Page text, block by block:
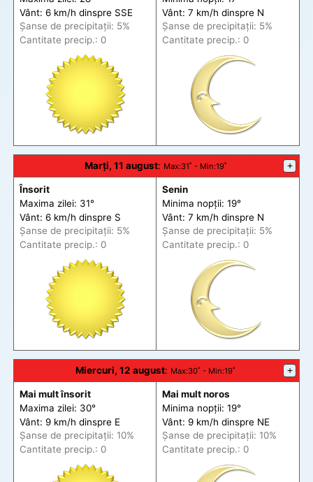
Vânt: 6 km/h dinspre SSE
Șanse de precipitații: 5%
Cantitate precip.: 0
Vânt: 7 km/h dinspre N
Șanse de precipitații: 5%
Cantitate precip.: 0
Marți, 11 august: Max:31˚ - Min:19˚ +
Însorit
Maxima zilei: 31°
Vânt: 6 km/h dinspre S
Șanse de precipitații: 5%
Cantitate precip.: 0
Senin
Minima nopții: 19°
Vânt: 7 km/h dinspre N
Șanse de precipitații: 5%
Cantitate precip.: 0
Miercuri, 12 august: Max:30˚ - Min:19˚ +
Mai mult însorit
Maxima zilei: 30°
Vânt: 9 km/h dinspre E
Șanse de precipitații: 10%
Cantitate precip.: 0
Mai mult noros
Minima nopții: 19°
Vânt: 9 km/h dinspre NE
Șanse de precipitații: 10%
Cantitate precip.: 0